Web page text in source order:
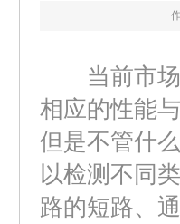
当前市场
相应的性能
但是不管什
以检测不同
路的短路、